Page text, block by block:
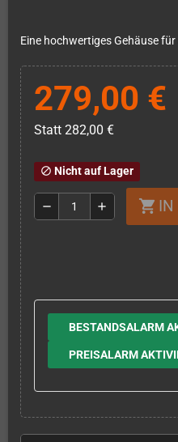
Eine hochwertiges Gehäuse für
279,00 €
Statt 282,00 €
block Nicht auf Lager
remove add shopping_cart IN
BESTANDSALARM
PREISALARM